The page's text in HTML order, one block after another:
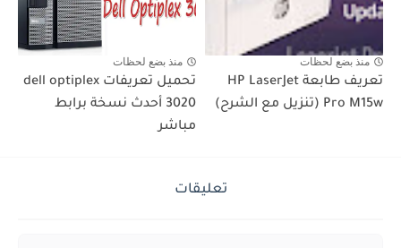
منذ بضع لحظات
تعريف طابعة HP LaserJet
Pro M15w (تنزيل مع الشرح)
منذ بضع لحظات
تحميل تعريفات dell optiplex
3020 أحدث نسخة برابط
مباشر
تعليقات